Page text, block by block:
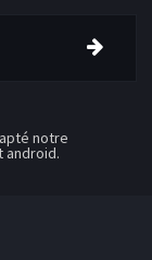
notre
android.